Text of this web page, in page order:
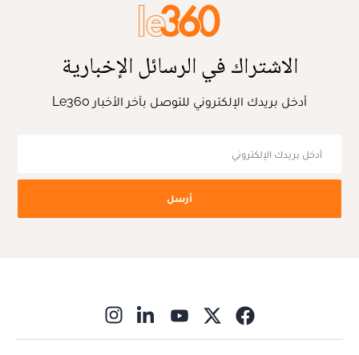
الاشتراك في الرسائل الإخبارية
أدخل بريدك الإلكتروني للتوصل بآخر الأخبار Le360
أرسل